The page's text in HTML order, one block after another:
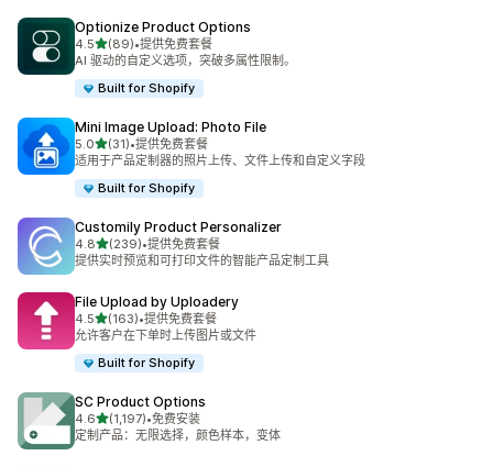
Optionize Product Options
4.5星（满分 5 星）
(89)
总共 89 条评论
•提供免费套餐
AI 驱动的自定义选项，突破多属性限制。
Built for Shopify
Mini Image Upload: Photo File
5.0星（满分 5 星）
(31)
总共 31 条评论
•提供免费套餐
适用于产品定制器的照片上传、文件上传和自定义字段
Built for Shopify
Customily Product Personalizer
4.8星（满分 5 星）
(239)
总共 239 条评论
•提供免费套餐
提供实时预览和可打印文件的智能产品定制工具
File Upload by Uploadery
4.5星（满分 5 星）
(163)
总共 163 条评论
•提供免费套餐
允许客户在下单时上传图片或文件
Built for Shopify
SC Product Options
4.6星（满分 5 星）
(1,197)
总共 1197 条评论
•免费安装
定制产品：无限选择，颜色样本，变体